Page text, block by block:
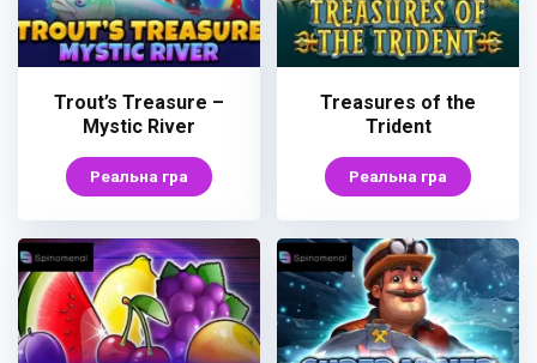
Trout’s Treasure –
Mystic River
Реальна гра
Treasures of the
Trident
Реальна гра